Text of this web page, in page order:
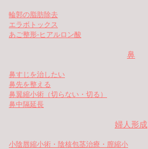
輪郭の脂肪除去
エラボトックス
あご整形-ヒアルロン酸
鼻
鼻すじを治したい
鼻先を整える
鼻翼縮小術（切らない・切る）
鼻中隔延長
婦人形成
小陰唇縮小術・陰核包茎治療・膣縮小